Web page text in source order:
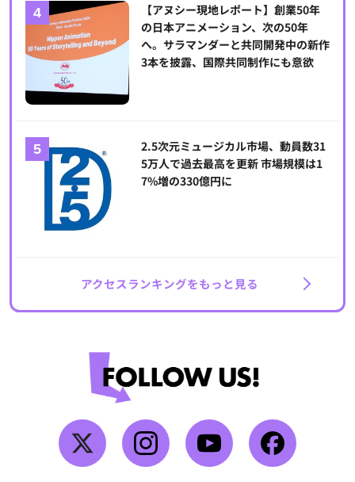
【アヌシー現地レポート】創業50年
の日本アニメーション、次の50年
へ。サラマンダーと共同開発中の新作
3本を披露、国際共同制作にも意欲
2.5次元ミュージカル市場、動員数31
5万人で過去最高を更新 市場規模は1
7%増の330億円に
アクセスランキングをもっと見る